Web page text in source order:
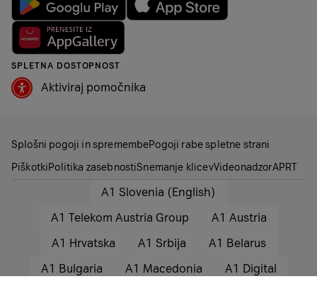
SPLETNA DOSTOPNOST
Aktiviraj pomočnika
Splošni pogoji in spremembePogoji rabe spletne strani
PiškotkiPolitika zasebnostiSnemanje klicevVideonadzorAPRT
A1 Slovenia (English)
A1 Telekom Austria Group
A1 Austria
A1 Hrvatska
A1 Srbija
A1 Belarus
A1 Bulgaria
A1 Macedonia A1 Digital